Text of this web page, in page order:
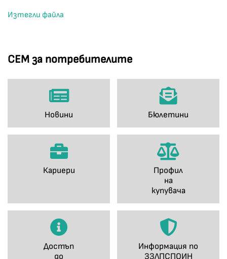
СЕМ за потребителите
Новини Бюлетини
Кариери
Профил
на
купувача
Достъп
до
Информация по
ЗЗЛПСПОИН
Изтегли файла